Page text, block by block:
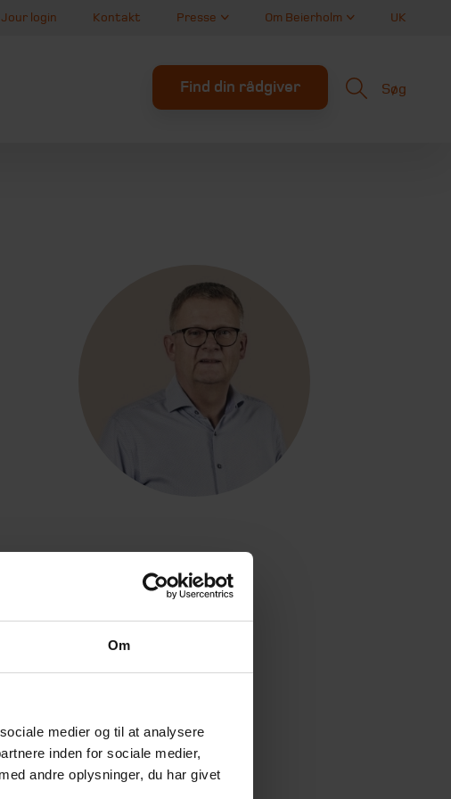
Om
medier og til at analysere
inden for sociale medier,
andre oplysninger, du har givet
login Kontakt Presse Om Beierholm UK
Find din rådgiver Søg